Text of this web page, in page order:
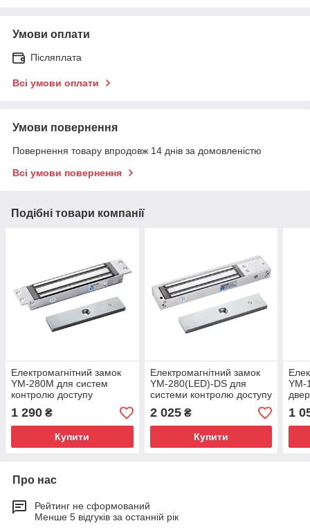
Умови оплати
Післяплата
Всі умови оплати
Умови повернення
Повернення товару впродовж 14 днів за домовленістю
Всі умови повернення
Подібні товари компанії
Електромагнітний замок
YM-280M для систем
контролю доступу
1 290 ₴
Купити
Електромагнітний замок
YM-280(LED)-DS для
системи контролю доступу
2 025₴
Купити
YM-
1
Про нас
Рейтинг не сформований
Менше 5 відгуків за останній рік